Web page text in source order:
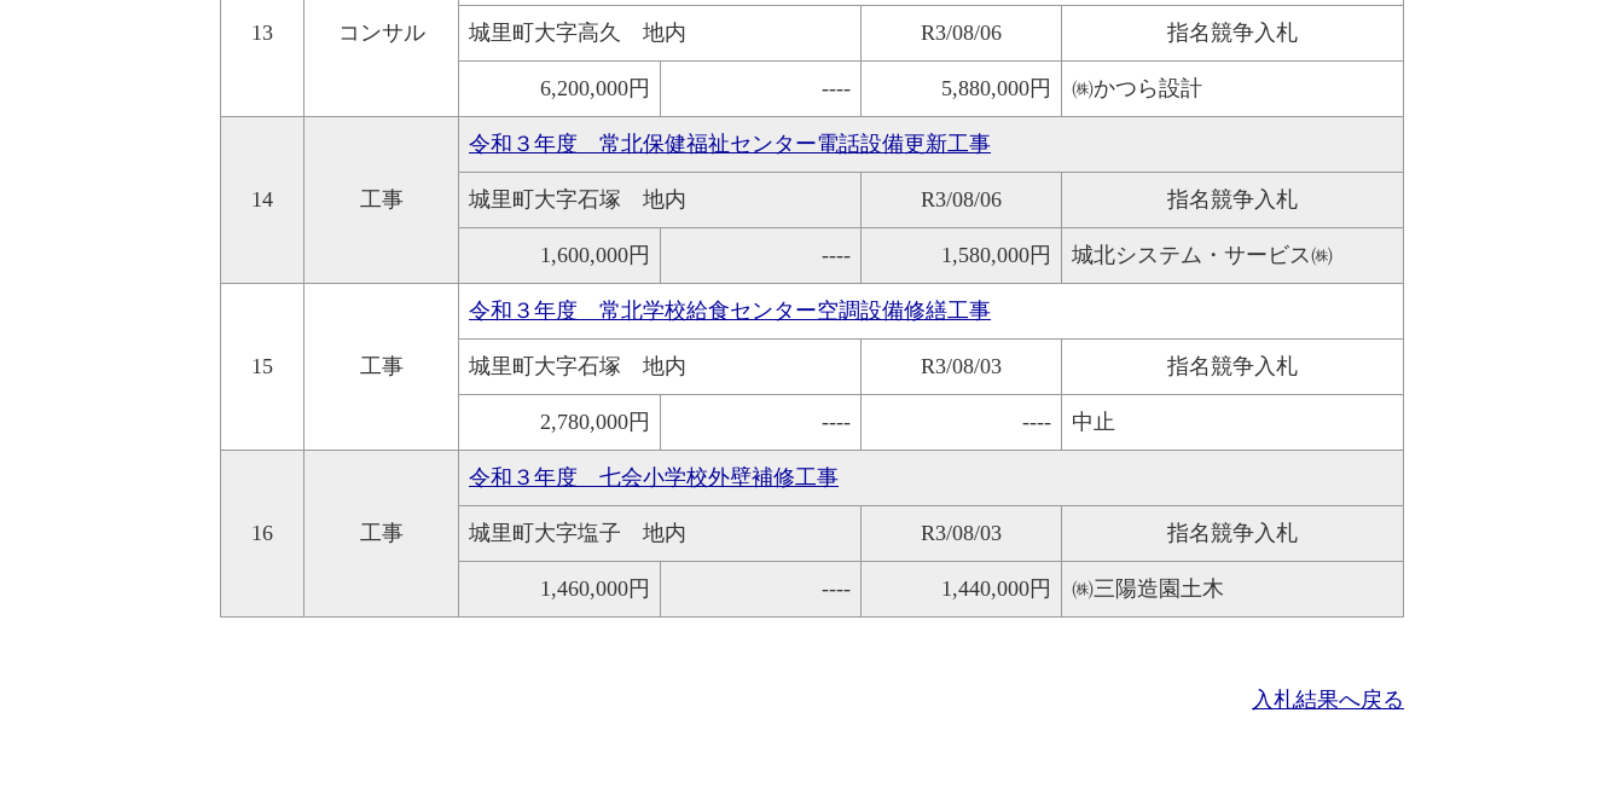
13 コンサル 城里町大字高久 地内 R3/08/06 指名競争入札
6,200,000円 ---- 5,880,000円 ㈱かつら設計
14 工事
令和３年度 常北保健福祉センター電話設備更新工事
城里町大字石塚 地内 R3/08/06 指名競争入札
1,600,000円 ---- 1,580,000円 城北システム・サービス㈱
15 工事
令和３年度 常北学校給食センター空調設備修繕工事
城里町大字石塚 地内 R3/08/03 指名競争入札
2,780,000円 ---- ---- 中止
16 工事
令和３年度 七会小学校外壁補修工事
城里町大字塩子 地内 R3/08/03 指名競争入札
1,460,000円 ---- 1,440,000円 ㈱三陽造園土木
入札結果へ戻る